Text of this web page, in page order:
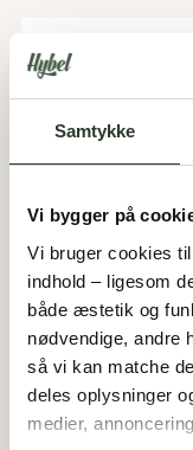
Samtykke
Vi bygger på
Vi bruger cookies
indhold – ligesom
både æstetik og
nødvendige, andre
så vi kan matche
deles oplysninger
medier,
Bølgen 4
3600
Åbningstider:
Klik
Areal:183m²
Bølgen 6
3600
Åbningstider:Klik
Værelser: 3